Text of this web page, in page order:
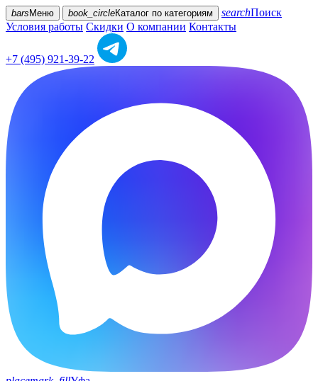
bars Меню book_circleКаталог по категориям searchПоиск
Условия работы Скидки О компании Контакты
+7 (495) 921-39-22